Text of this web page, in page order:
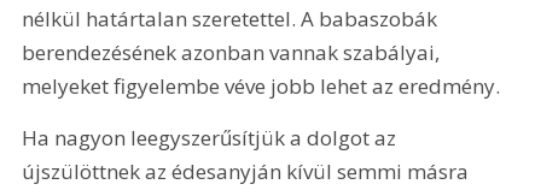
nélkül határtalan szeretettel. A babaszobák
berendezésének azonban vannak szabályai,
melyeket figyelembe véve jobb lehet az eredmény.
Ha nagyon leegyszerűsítjük a dolgot az
újszülöttnek az édesanyján kívül semmi másra